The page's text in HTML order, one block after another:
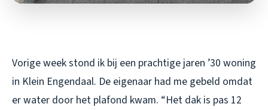
Vorige week stond ik bij een prachtige jaren ’30 woning
in Klein Engendaal. De eigenaar had me gebeld omdat
er water door het plafond kwam. “Het dak is pas 12